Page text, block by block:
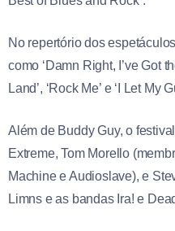
No repertório dos
como ‘Damn Right, I’ve Got
Land’, ‘Rock Me’ e ‘I Let My
Além de Buddy Guy, o
Extreme, Tom Morello
Machine e Audioslave), e
Limns e as bandas Ira! e